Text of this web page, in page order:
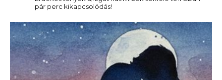
pár perc kikapcsolódás!